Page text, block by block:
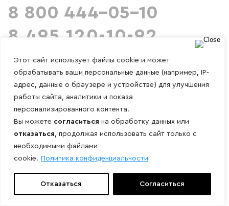
Этот сайт использует файлы cookie и может
обрабатывать ваши персональные данные (например, IP-
адрес, данные о браузере и устройстве) для улучшения
работы сайта, аналитики и показа
персонализированного контента.
Вы можете согласиться на обработку данных или
отказаться, продолжая использовать сайт только с
необходимыми файлами
cookie. Политика конфиденциальности
Отказаться Согласиться
8 800 444-05-10
8 495 120-10-92